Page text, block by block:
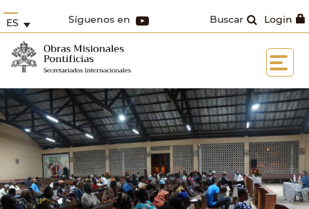
Login
Buscar
Síguenos en
ES